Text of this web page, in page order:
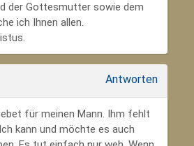
der Gottesmutter sowie dem
ich Ihnen allen.
Antworten
für meinen Mann. Ihm fehlt
kann und möchte es auch